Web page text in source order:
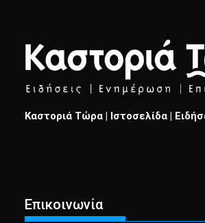
Καστοριά Τώρα | Ιστοσελίδα |
Επικοινωνία